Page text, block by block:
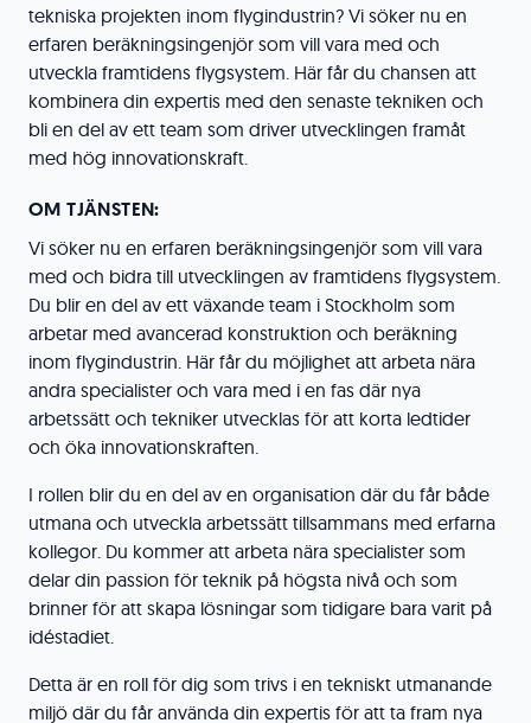
tekniska projekten inom flygindustrin? Vi söker nu en
erfaren beräkningsingenjör som vill vara med och
utveckla framtidens flygsystem. Här får du chansen att
kombinera din expertis med den senaste tekniken och
bli en del av ett team som driver utvecklingen framåt
med hög innovationskraft.
OM TJÄNSTEN:
Vi söker nu en erfaren beräkningsingenjör som vill vara
med och bidra till utvecklingen av framtidens flygsystem.
Du blir en del av ett växande team i Stockholm som
arbetar med avancerad konstruktion och beräkning
inom flygindustrin. Här får du möjlighet att arbeta nära
andra specialister och vara med i en fas där nya
arbetssätt och tekniker utvecklas för att korta ledtider
och öka innovationskraften.
I rollen blir du en del av en organisation där du får både
utmana och utveckla arbetssätt tillsammans med erfarna
kollegor. Du kommer att arbeta nära specialister som
delar din passion för teknik på högsta nivå och som
brinner för att skapa lösningar som tidigare bara varit på
idéstadiet.
Detta är en roll för dig som trivs i en tekniskt utmanande
miljö där du får använda din expertis för att ta fram nya